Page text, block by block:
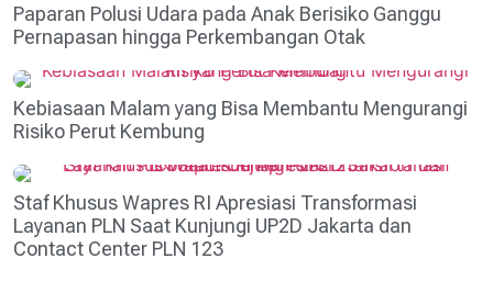
Paparan Polusi Udara pada Anak Berisiko Ganggu
Pernapasan hingga Perkembangan Otak
Kebiasaan Malam yang Bisa Membantu Mengurangi
Risiko Perut Kembung
Staf Khusus Wapres RI Apresiasi Transformasi
Layanan PLN Saat Kunjungi UP2D Jakarta dan
Contact Center PLN 123